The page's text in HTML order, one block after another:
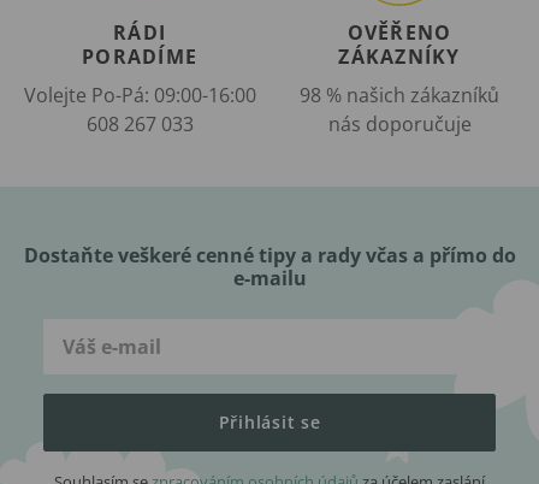
RÁDI
PORADÍME
Volejte Po-Pá: 09:00-16:00
608 267 033
OVĚŘENO
ZÁKAZNÍKY
98 % našich zákazníků
nás doporučuje
Dostaňte veškeré cenné tipy a rady včas a přímo do
e-mailu
Přihlásit se